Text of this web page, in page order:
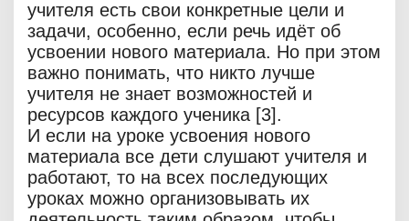
учителя есть свои конкретные цели и
задачи, особенно, если речь идёт об
усвоении нового материала. Но при этом
важно понимать, что никто лучше
учителя не знает возможностей и
ресурсов каждого ученика [3].
И если на уроке усвоения нового
материала все дети слушают учителя и
работают, то на всех последующих
уроках можно организовывать их